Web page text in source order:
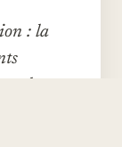
: la